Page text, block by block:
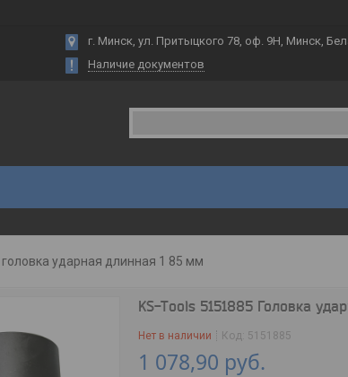
г. Минск, ул. Притыцкого 78, оф. 9Н, Минск,
Наличие документов
ударная длинная 1 85 мм
KS-Tools 5151885 Головка
Нет в наличии Код: 5151885
1 078,90 руб.